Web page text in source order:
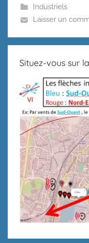
Industriels
Laisser un
Situez-vous sur